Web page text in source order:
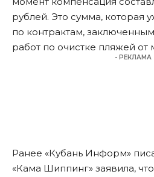
рублей. Это сумма, которая
по контрактам,
работ по очистке пляжей от
- РЕКЛАМА
Ранее «Кубань Информ»
«Кама Шиппинг» заявила,